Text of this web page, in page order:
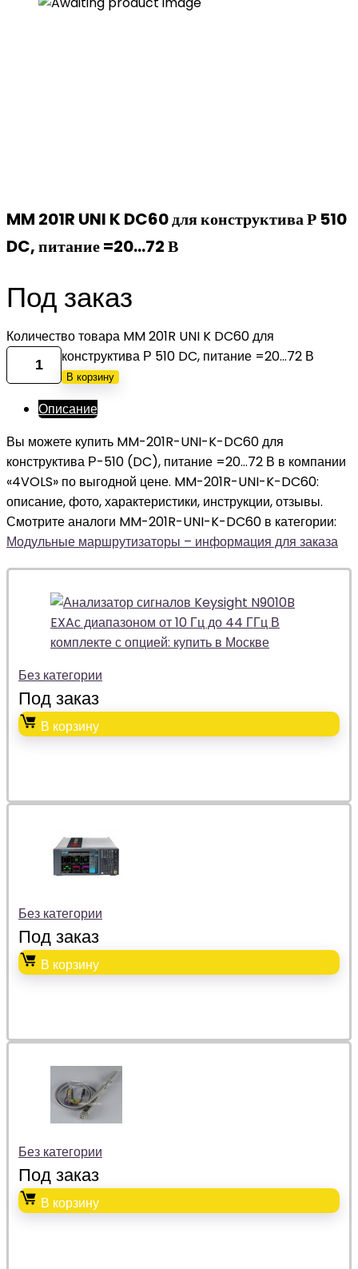
MM 201R UNI K DC60 для конструктива Р 510
DC, питание =20…72 В
Под заказ
Количество товара MM 201R UNI K DC60 для
конструктива Р 510 DC, питание =20...72 В
В корзину
Описание
Вы можете купить MM-201R-UNI-K-DC60 для
конструктива Р-510 (DC), питание =20…72 В в компании
«4VOLS» по выгодной цене. MM-201R-UNI-K-DC60:
описание, фото, характеристики, инструкции, отзывы.
Смотрите аналоги MM-201R-UNI-K-DC60 в категории:
Модульные маршрутизаторы – информация для заказа
Без категории
Под заказ
В корзину
Без категории
Под заказ
В корзину
Без категории
Под заказ
В корзину